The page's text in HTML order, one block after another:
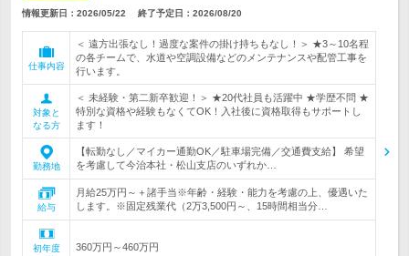
情報更新日：2026/05/22 終了予定日： 2026/08/20
仕事内容
＜ 遠方出張なし！過度な案件の掛け持ちもなし！＞ ★3～10名程
の各チームで、水道や空調設備などのメンテナンスや配管工事を
行います。
対象と
なる方
＜ 未経験・第二新卒歓迎！＞ ★20代社員も活躍中 ★学歴不問 ★
特別な資格や経験もなくてOK！入社後に資格取得もサポートし
ます！
勤務地
【転勤なし／マイカー通勤OK／駐車場完備／交通費支給】 希望
を考慮して今治本社・松山支店のいずれか…
給与
月給25万円～＋諸手当※年齢・経験・能力を考慮の上、優遇いた
します。※固定残業代（2万3,500円～、15時間相当分…
初年度
360万円～460万円